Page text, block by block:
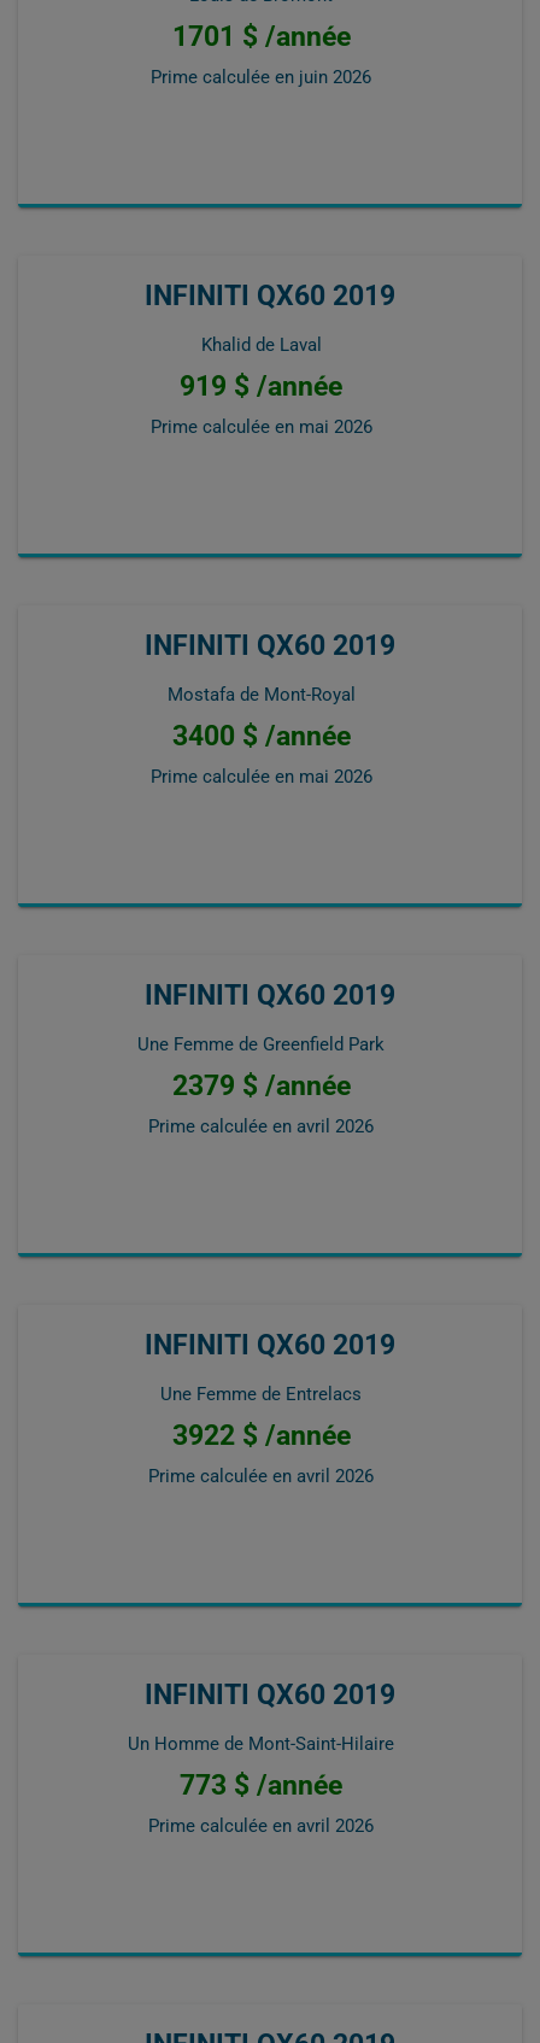
1701 $ /année
Prime calculée en juin 2026
INFINITI QX60 2019
Khalid de Laval
919 $ /année
Prime calculée en mai 2026
INFINITI QX60 2019
Mostafa de Mont-Royal
3400 $ /année
Prime calculée en mai 2026
INFINITI QX60 2019
Une Femme de Greenfield Park
2379 $ /année
Prime calculée en avril 2026
INFINITI QX60 2019
Une Femme de Entrelacs
3922 $ /année
Prime calculée en avril 2026
INFINITI QX60 2019
Un Homme de Mont-Saint-Hilaire
773 $ /année
Prime calculée en avril 2026